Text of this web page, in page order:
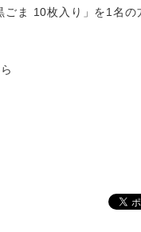
ごま 10枚入り」を1名の